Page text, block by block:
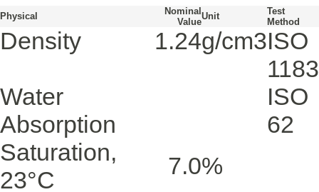
Physical
Nominal
Value
Unit
Test
Method
Density 1.24g/cm3ISO
1183
Water
Absorption
ISO
62
Saturation,
23°C
7.0%